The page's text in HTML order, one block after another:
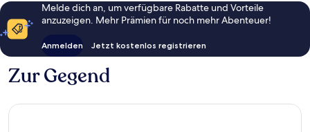
Melde dich an, um verfügbare Rabatte und Vorteile
anzuzeigen. Mehr Prämien für noch mehr Abenteuer!
Anmelden Jetzt kostenlos registrieren
Zur Gegend